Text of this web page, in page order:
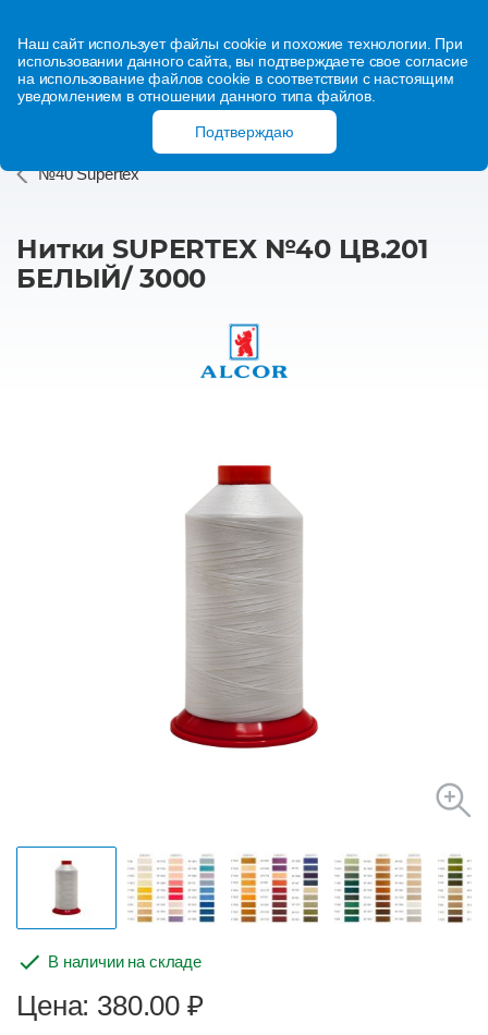
Наш сайт использует файлы cookie и похожие технологии. При
использовании данного сайта, вы подтверждаете свое согласие
на использование файлов cookie в соответствии с настоящим
уведомлением в отношении данного типа файлов.
Подтверждаю
№40 Supertex
Нитки SUPERTEX №40 ЦВ.201
БЕЛЫЙ/ 3000
В наличии на складе
Цена: 380.00 ₽